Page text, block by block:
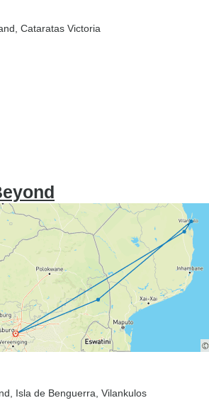
, Cataratas Victoria
, Isla de Benguerra , Vilankulos